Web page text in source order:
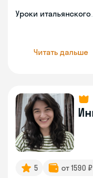
Уроки итальянского
Читать дальше
5 от 1590